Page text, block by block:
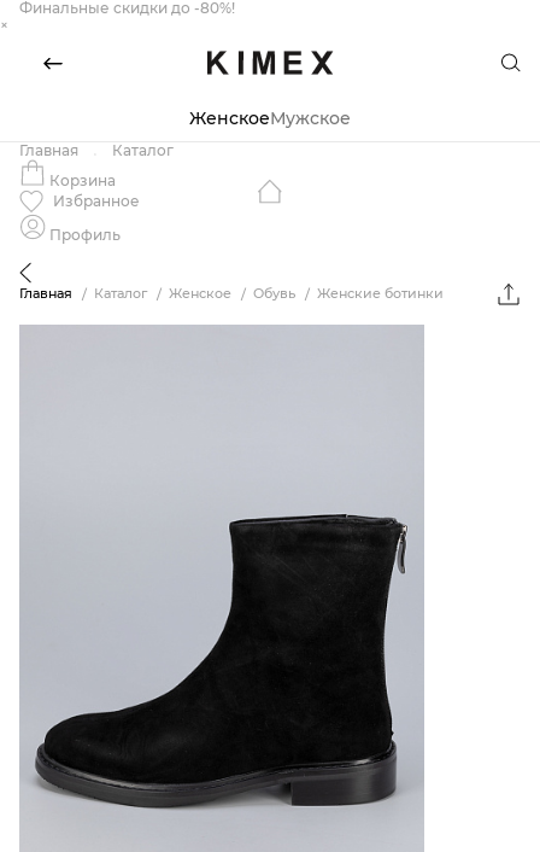
Финальные скидки до -80%!
×
ЖенскоеМужское
Главная
Каталог
Корзина
Избранное
Профиль
Главная Каталог Женское Обувь Женские ботинки